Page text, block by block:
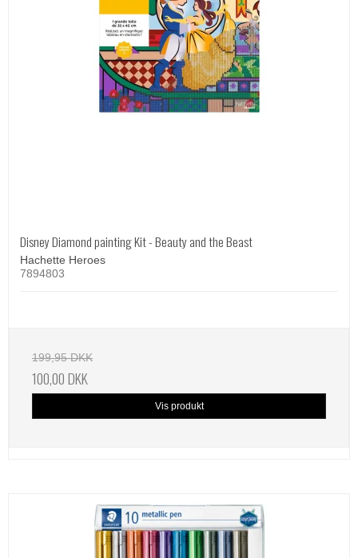
Disney Diamond painting Kit - Beauty and the Beast
Hachette Heroes
7894803
199,95 DKK
100,00 DKK
Vis produkt